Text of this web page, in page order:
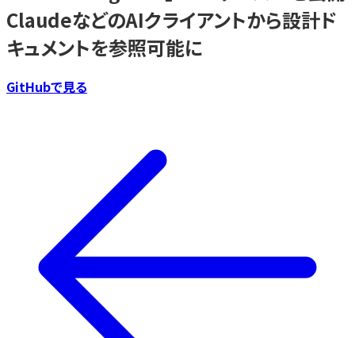
ClaudeなどのAIクライアントから設計ド
キュメントを参照可能に
GitHubで見る